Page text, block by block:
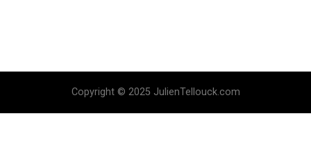
Copyright © 2025 JulienTellouck.com